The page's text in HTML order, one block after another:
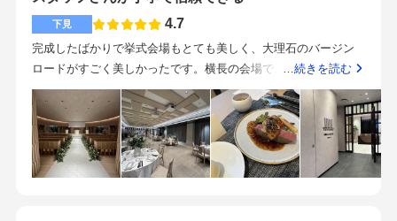
も、パティシエの方が作るウェディングケーキもデザートもほ
んっっっとうに美味しいです！！メニュー内容は以下のとおり
です。horsd’oeuvre鮪 勘八 海老～ビーツとフランボワーズ～
deuxième檸檬 アボカド 様々な野菜～新しいサラダの形～troi
sième浅利 フォアグラ 蕪～ブラスブルー東京スペシャリテ～
poisson金目鯛 オマール海老～ゆり根と石蓴海苔のナージュ～
viande黒毛和牛サーロイン 三河赤鶏～自家製柚子酢の大根おろ
し トリュフのソース～dessert薔薇 ジャスミン エルダーフ
ラワー～パブロバで作るフラワーブーケ～新郎新婦も披露宴の
れていない様子もあったやりたいことができることメニュー、
ケーキ、お花を相談しながら決めることができる新しくできた
施設なので、とても綺麗演出にこだわりがある人は、できるこ
ととできないことがあるので要確認ワイワイした結婚式をした
い人おすすめ友人のお誘いホテル婚との違いを実感したホテル
婚派だったけど、ゲストハウスや貸切会場の良さを知り選んだ
下見 4.7
完成したばかりで挙式会場もとても美しく、大理石のバージン
ロードがすごく美しかったです。横長の会場で、広さを感じま
した。ナチュラルで洗練された雰囲気でもあり、おしゃれな挙
式を求めている方にぴったりと思いますナチュラルな雰囲気で
美しいです。スクリーンも多数あり音響もよく素敵でした。鏡
の貼り方や天井の高さ、広さが素晴らしいです。外のグリーン
が見えるのもポイントだと思います。待合などもデザインや照
…続きを読む